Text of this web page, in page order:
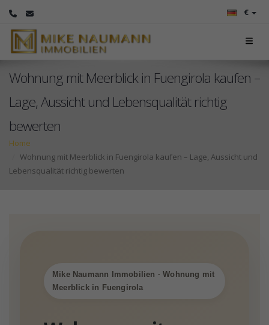
€
Wohnung mit Meerblick in Fuengirola kaufen –
Lage, Aussicht und Lebensqualität richtig
bewerten
Home
Wohnung mit Meerblick in Fuengirola kaufen – Lage, Aussicht und
Lebensqualität richtig bewerten
Mike Naumann Immobilien · Wohnung mit
Meerblick in Fuengirola